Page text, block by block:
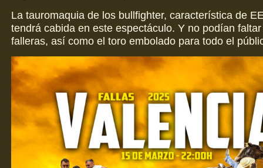
La tauromaquia de los bullfighter, característica de
tendrá cabida en este espectáculo. Y no podían
falleras, así como el toro embolado para todo el